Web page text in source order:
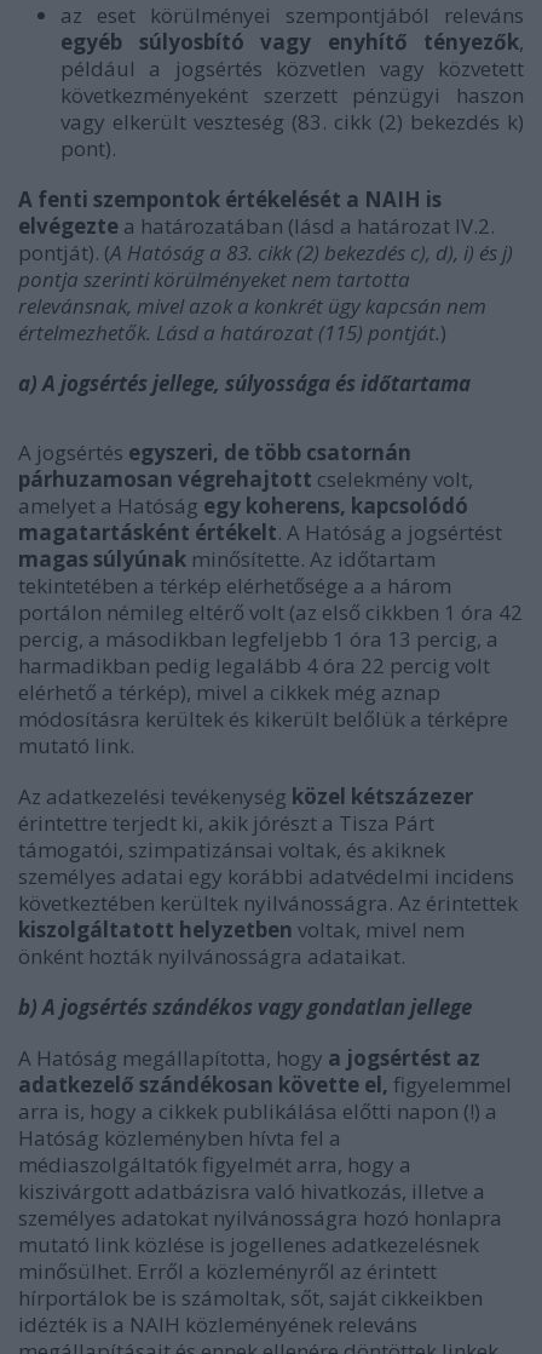
az eset körülményei szempontjából releváns
egyéb súlyosbító vagy enyhítő tényezők,
például a jogsértés közvetlen vagy közvetett
következményeként szerzett pénzügyi haszon
vagy elkerült veszteség (83. cikk (2) bekezdés k)
pont).
A fenti szempontok értékelését a NAIH is
elvégezte a határozatában (lásd a határozat IV.2.
pontját). (A Hatóság a 83. cikk (2) bekezdés c), d), i) és j)
pontja szerinti körülményeket nem tartotta
relevánsnak, mivel azok a konkrét ügy kapcsán nem
értelmezhetők. Lásd a határozat (115) pontját.)
a) A jogsértés jellege, súlyossága és időtartama
A jogsértés egyszeri, de több csatornán
párhuzamosan végrehajtott cselekmény volt,
amelyet a Hatóság egy koherens, kapcsolódó
magatartásként értékelt. A Hatóság a jogsértést
magas súlyúnak minősítette. Az időtartam
tekintetében a térkép elérhetősége a a három
portálon némileg eltérő volt (az első cikkben 1 óra 42
percig, a másodikban legfeljebb 1 óra 13 percig, a
harmadikban pedig legalább 4 óra 22 percig volt
elérhető a térkép), mivel a cikkek még aznap
módosításra kerültek és kikerült belőlük a térképre
mutató link.
Az adatkezelési tevékenység közel kétszázezer
érintettre terjedt ki, akik jórészt a Tisza Párt
támogatói, szimpatizánsai voltak, és akiknek
személyes adatai egy korábbi adatvédelmi incidens
következtében kerültek nyilvánosságra. Az érintettek
kiszolgáltatott helyzetben voltak, mivel nem
önként hozták nyilvánosságra adataikat.
b) A jogsértés szándékos vagy gondatlan jellege
A Hatóság megállapította, hogy a jogsértést az
adatkezelő szándékosan követte el, figyelemmel
arra is, hogy a cikkek publikálása előtti napon (!) a
Hatóság közleményben hívta fel a
médiaszolgáltatók figyelmét arra, hogy a
kiszivárgott adatbázisra való hivatkozás, illetve a
személyes adatokat nyilvánosságra hozó honlapra
mutató link közlése is jogellenes adatkezelésnek
minősülhet. Erről a közleményről az érintett
hírportálok be is számoltak, sőt, saját cikkeikben
idézték is a NAIH közleményének releváns